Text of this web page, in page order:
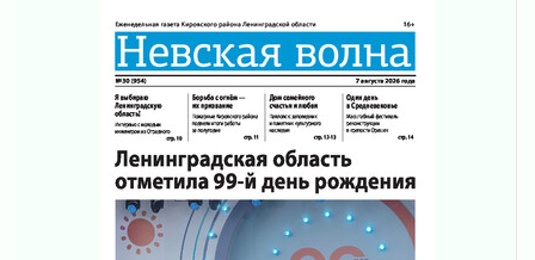
Полумрак бьёт по карману
04 августа 2026
Вниманию автомобилистов!
04 августа 2026
Память, сталь и музыка
04 августа 2026
Регион готовится к выборам
04 августа 2026
Никакого принуждения, только письменное